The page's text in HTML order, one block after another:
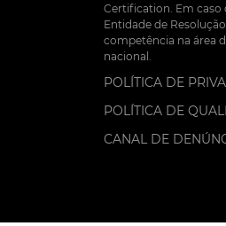
Certification. Em
Entidade de
competência na área
nacional.
POLÍTICA DE
POLÍTICA DE
CANAL DE